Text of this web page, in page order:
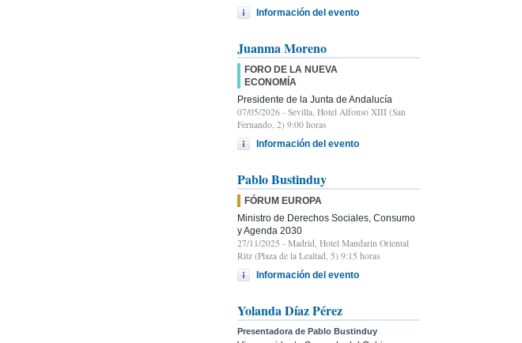
Información del evento
Juanma Moreno
FORO DE LA NUEVA
ECONOMÍA
Presidente de la Junta de Andalucía
07/05/2026 - Sevilla, Hotel Alfonso XIII (San
Fernando, 2) 9:00 horas
Información del evento
Pablo Bustinduy
FÓRUM EUROPA
Ministro de Derechos Sociales, Consumo
y Agenda 2030
27/11/2025 - Madrid, Hotel Mandarin Oriental
Ritz (Plaza de la Lealtad, 5) 9:15 horas
Información del evento
Yolanda Díaz Pérez
Presentadora de Pablo Bustinduy